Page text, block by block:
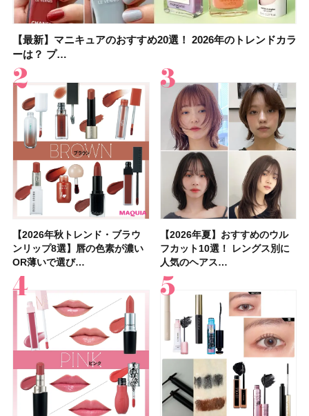
【最新】マニキュアのおすすめ20選！ 2026年のトレンドカラ
ーは？ プ…
【2026年秋トレンド・ブラウ
ンリップ8選】唇の色素が濃い
OR薄いで選び…
【2026年夏】おすすめのウル
フカット10選！ レングス別に
人気のヘアス…
大野真理子さんのリピ買い「ブライトニング」14選！ 透明肌
の秘訣を公開
【石井美保さん】おすすめの
「ブライトニング」11選！ ス
キンケアからサプ…
【上田竜也さんのマイベストコ
スメ５選】大人になって開眼し
たからこそ愛が深…
【最新】マニキュアのおすすめ20選！ 2026年のトレンドカラ
ーは？ プ…
【2026年秋トレンド・ブラウ
ンリップ8選】唇の色素が濃い
OR薄いで選び…
【2026年新作】大人の「ピン
クリップ」おすすめ8選！ 唇の
色別にプロが…
【2026夏】「香水・フレグランス」ランキングTOP5！＜美
容マニア・マ…
【2026年】ボディ用日焼け止
めUVのおすすめ20選！ この夏
注目の人気…
【クリスマスコフレ2026】
HACCIのホリデーギフトが豪華
すぎると話題…
【板野友美さんの美活】「実はうねりやすいクセ毛なんで
す」美しいロングヘア…
【簡単・夏バテ防止レシピ12
選】食欲がない日にもおすす
め！ さっぱりご飯…
【美容系・伊能忠敬界隈】上西
星来さんは5年間1日1万歩を継
続！ 歩くとき…
【2026年夏】40代におすすめの髪型30選！ 若く見える・手
入れが楽な…
【2026年夏】おすすめのウル
フカット10選！ レングス別に
人気のヘアス…
【2026年夏】おすすめの髪型
36選！ショート・ボブ・ミディ
アム・ロング…
【フォロー＆いいねで当たる】中国割烹旅館 掬水亭の宿泊券
を1組2名様にプ…
【鈴木えみさんの愛用品30選】
コスメ・スキンケア・ヘアケア
etc.お気に…
【橋本環奈さんの美容Q&A】
顔用コスメで全身ケア！「お尻
や脚も喜んでくれ…
【セザンヌ】「ブライトカラーシーラー」新色グリーンが8/7
に発売｜既存色…
【セザンヌ】8/7新色追加！
「ウォータリーティントリップ
」10モモピュ…
【スック2026新作】秋コレク
ションを全品スウォッチ&イエ
ベブルベ分け！